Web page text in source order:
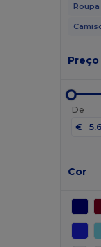
Preço
De
€
Cor